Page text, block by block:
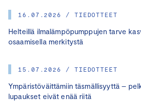
16.07.2026 / TIEDOTTEET
Helteillä ilmalämpöpumppujen tarve
osaamisella merkitystä
15.07.2026 / TIEDOTTEET
Ympäristöväittämiin täsmällisyyttä –
lupaukset eivät enää riitä